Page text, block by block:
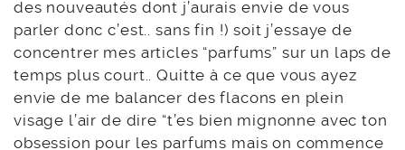
des nouveautés dont j’aurais envie de vous
parler donc c’est.. sans fin !) soit j’essaye de
concentrer mes articles “parfums” sur un laps de
temps plus court.. Quitte à ce que vous ayez
envie de me balancer des flacons en plein
visage l’air de dire “t’es bien mignonne avec ton
obsession pour les parfums mais on commence